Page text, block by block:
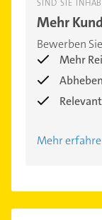
SIND SIE
Mehr
Bewerben
Mehr
Mehr